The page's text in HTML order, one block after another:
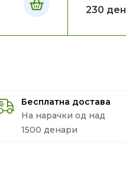
230 ден
Бесплатна достава
На нарачки од над
1500 денари